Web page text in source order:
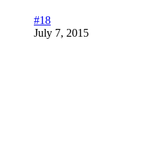
#18
July 7, 2015